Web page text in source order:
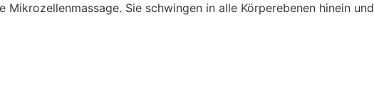
Sie schwingen in alle Körperebenen hinein und